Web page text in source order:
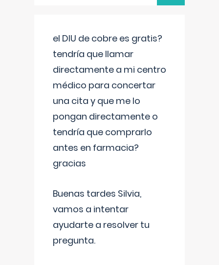
el DIU de cobre es gratis?
tendría que llamar
directamente a mi centro
médico para concertar
una cita y que me lo
pongan directamente o
tendría que comprarlo
antes en farmacia?
gracias
Buenas tardes Silvia,
vamos a intentar
ayudarte a resolver tu
pregunta.